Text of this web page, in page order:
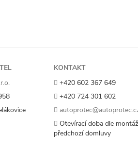
KONTAKT
+420 602 367 649
+420 724 301 602
Otevírací doba dle
předchozí domluvy